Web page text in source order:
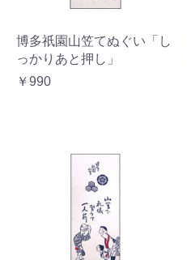
博多祇園山笠てぬぐい「し
っかりあと押し」
￥990